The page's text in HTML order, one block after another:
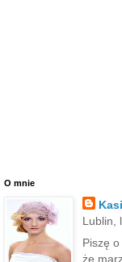
O mnie
Lublin,
Piszę
że